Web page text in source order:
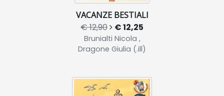
VACANZE BESTIALI
€ 12,90 € 12,25
Brunialti Nicola ,
Dragone Giulia (.ill)